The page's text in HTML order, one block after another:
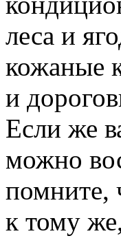
леса и
кожаные
и
Если же
можно
помните,
к тому